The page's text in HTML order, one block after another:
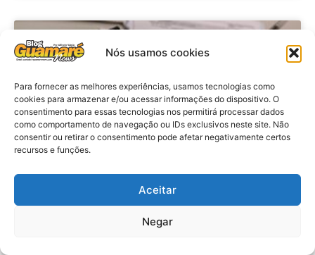
Nós usamos cookies
Para fornecer as melhores experiências, usamos tecnologias como
cookies para armazenar e/ou acessar informações do dispositivo. O
consentimento para essas tecnologias nos permitirá processar dados
como comportamento de navegação ou IDs exclusivos neste site. Não
consentir ou retirar o consentimento pode afetar negativamente certos
recursos e funções.
Aceitar
Negar
Economia: Prazo de adesão ao
Programa Desenrola 2.0 é